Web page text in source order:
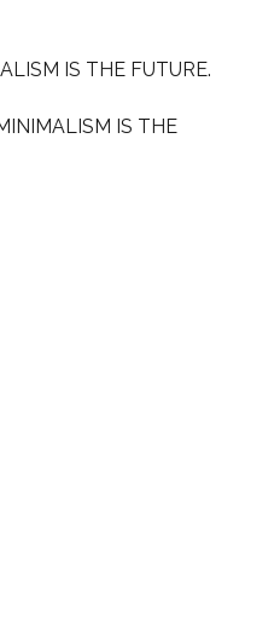
IS THE FUTURE.
IS THE